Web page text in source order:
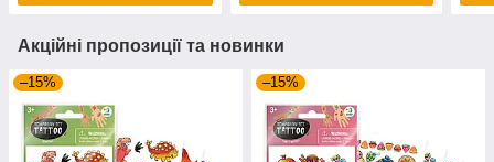
Акційні пропозиції та новинки
–15% –15%